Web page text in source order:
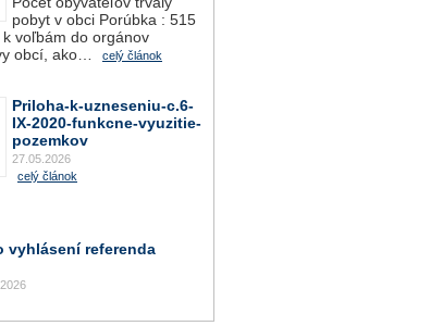
pobyt v obci Porúbka : 515
voľbám do orgánov
obcí, ako…
celý článok
Priloha-k-uzneseniu-c.6-
IX-2020-funkcne-vyuzitie-
pozemkov
27.05.2026
celý článok
vyhlásení referenda